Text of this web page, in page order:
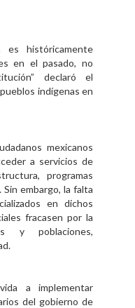
históricamente
en el pasado, no
declaró el
indígenas en
mexicanos
a servicios de
programas
embargo, la falta
en dichos
fracasen por la
y poblaciones,
a implementar
del gobierno de